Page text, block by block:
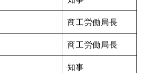
商工労働局長
商工労働局長
知事